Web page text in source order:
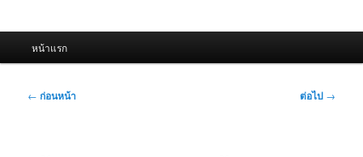
หน้าแรก
เมนู
← ก่อนหน้า ต่อไป →